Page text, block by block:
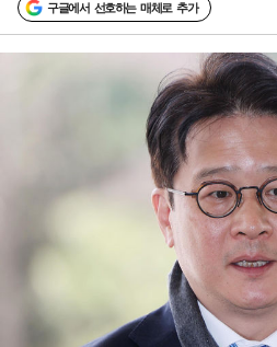
구글에서 선호하는 매체로 추가